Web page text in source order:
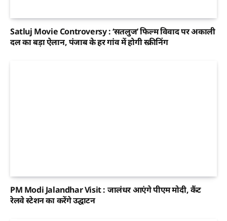
Satluj Movie Controversy : ‘सतलुज’ फिल्म विवाद पर अकाली
दल का बड़ा ऐलान, पंजाब के हर गांव में होगी स्क्रीनिंग
PM Modi Jalandhar Visit : जालंधर आएंगे पीएम मोदी, कैंट
रेलवे स्टेशन का करेंगे उद्घाटन